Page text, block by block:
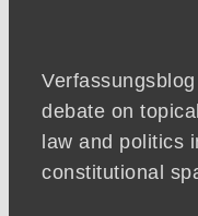
debate on
law and politics
constitutional